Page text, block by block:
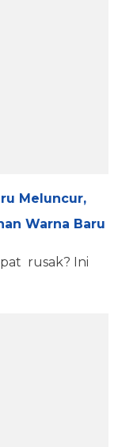
Meluncur,
Warna Baru
rusak? Ini